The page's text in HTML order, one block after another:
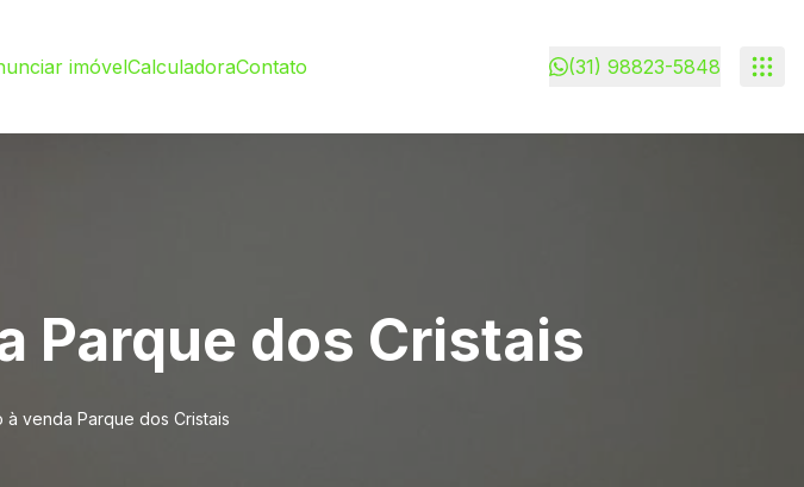
imóvelCalculadoraContato (31) 98823-5848
Parque dos Cristais
à venda Parque dos Cristais